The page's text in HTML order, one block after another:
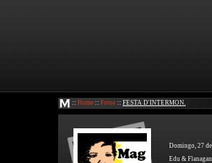
:: Home :: Fotos :: FESTA D'INTERMON.
Domingo, 27
Edu &